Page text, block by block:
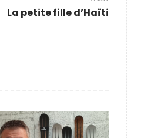
La petite fille d’Haïti